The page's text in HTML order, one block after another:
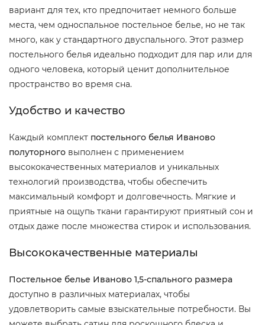
вариант для тех, кто предпочитает немного больше
места, чем односпальное постельное белье, но не так
много, как у стандартного двуспального. Этот размер
постельного белья идеально подходит для пар или для
одного человека, который ценит дополнительное
пространство во время сна.
Удобство и качество
Каждый комплект постельного белья Иваново
полуторного выполнен с применением
высококачественных материалов и уникальных
технологий производства, чтобы обеспечить
максимальный комфорт и долговечность. Мягкие и
приятные на ощупь ткани гарантируют приятный сон и
отдых даже после множества стирок и использования.
Высококачественные материалы
Постельное белье Иваново 1,5-спального размера
доступно в различных материалах, чтобы
удовлетворить самые взыскательные потребности. Вы